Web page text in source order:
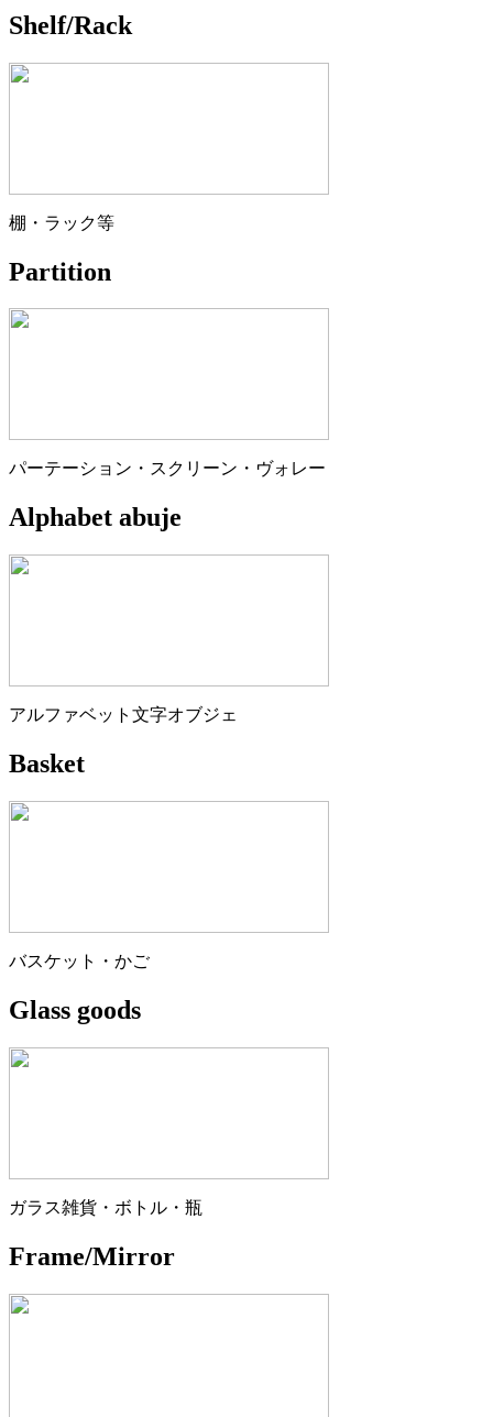
Shelf/Rack
棚・ラック等
Partition
パーテーション・スクリーン・ヴォレー
Alphabet abuje
アルファベット文字オブジェ
Basket
バスケット・かご
Glass goods
ガラス雑貨・ボトル・瓶
Frame/Mirror